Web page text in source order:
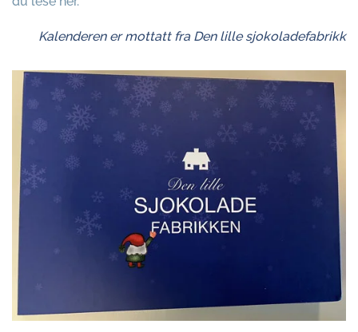
Kalenderen er mottatt fra Den lille sjokoladefabrikk